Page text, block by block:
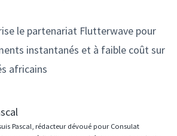
le partenariat Flutterwave pour
instantanés et à faible coût sur
africains
Pascal, rédacteur dévoué pour Consulat